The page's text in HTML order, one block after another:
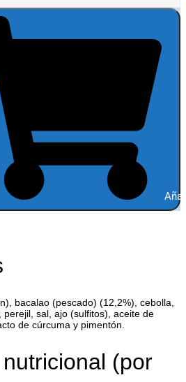
bacalao (pescado) (12,2%), cebolla,
sal, ajo (sulfitos), aceite de
de cúrcuma y pimentón.
(por